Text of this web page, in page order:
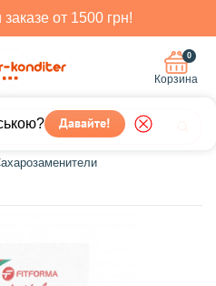
от 1500 грн!
Давайте!
0
Корзина